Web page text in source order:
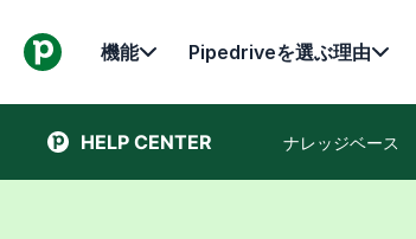
機能 Pipedriveを選ぶ理由
HELP CENTER ナレッジベース